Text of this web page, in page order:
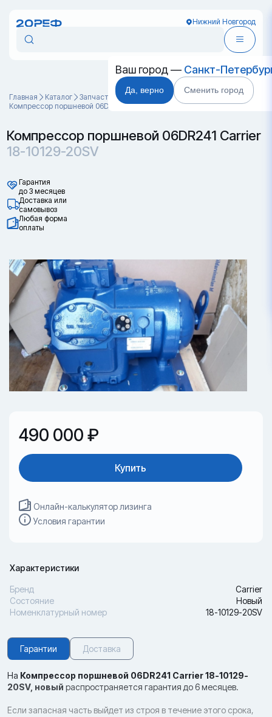
Нижний Новгород
Ваш город — Санкт-
Да, верно Сменить город
Главная Каталог
Запчасти для контейнеров
Компрессор поршневой 06DR241 Carrier 18-10129-20SV
Компрессор поршневой 06DR241 Carrier
18-10129-20SV
Гарантия
до 3 месяцев
Доставка или
самовывоз
Любая форма
оплаты
490 000 ₽
Купить
Онлайн-калькулятор лизинга
Условия гарантии
Характеристики
Бренд
Carrier
Состояние
Новый
Номенклатурный номер
18-10129-20SV
Гарантии Доставка
На Компрессор поршневой 06DR241 Carrier 18-10129-
20SV, новый распространяется гарантия до 6 месяцев.
Если запасная часть выйдет из строя в течение этого срока,